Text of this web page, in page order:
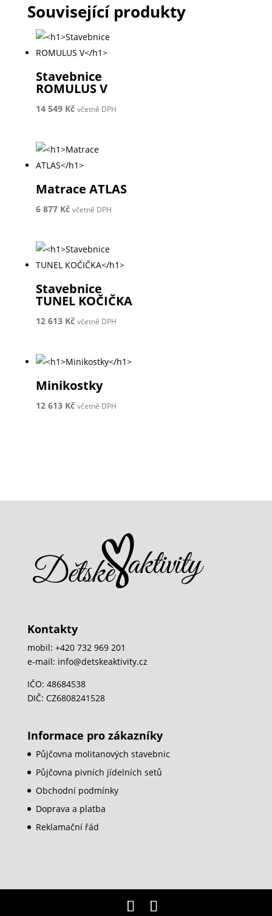
Související produkty
Stavebnice
ROMULUS V
14 549 Kč včetně DPH
Matrace ATLAS
6 877 Kč včetně DPH
Stavebnice
TUNEL KOČIČKA
12 613 Kč včetně DPH
Minikostky
12 613 Kč včetně DPH
Kontakty
mobil: +420 732 969 201
e-mail: info@detskeaktivity.cz
IČO: 48684538
DIČ: CZ6808241528
Informace pro zákazníky
Půjčovna molitanových stavebnic
Půjčovna pivních jídelních setů
Obchodní podmínky
Doprava a platba
Reklamační řád